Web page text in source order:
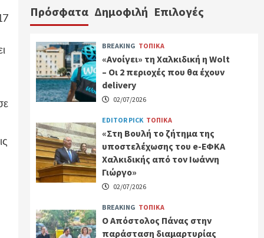
Πρόσφατα Δημοφιλή Επιλογές
BREAKING ΤΟΠΙΚΑ
«Ανοίγει» τη Χαλκιδική η Wolt
– Οι 2 περιοχές που θα έχουν
delivery
02/07/2026
EDITOR PICK ΤΟΠΙΚΑ
«Στη Βουλή το ζήτημα της
υποστελέχωσης του e-ΕΦΚΑ
Χαλκιδικής από τον Ιωάννη
Γιώργο»
02/07/2026
BREAKING ΤΟΠΙΚΑ
Ο Απόστολος Πάνας στην
παράσταση διαμαρτυρίας